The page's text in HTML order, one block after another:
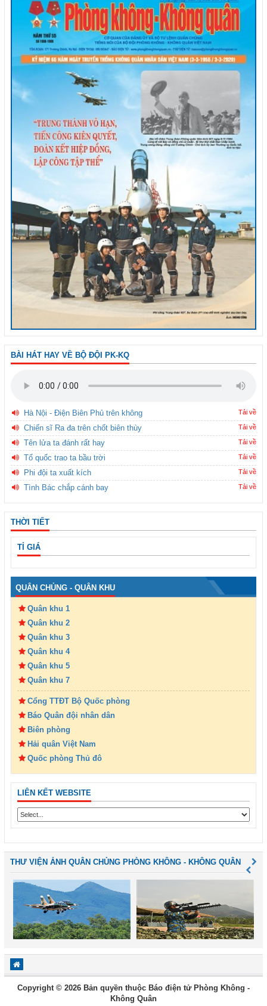
BÀI HÁT HAY VỀ BỘ ĐỘI PK-KQ
Hà Nội - Điện Biên Phủ trên không Tải về
Chiến sĩ Ra đa trên chốt biên thùy Tải về
Tên lửa ta đánh rất hay Tải về
Tổ quốc trao ta bầu trời Tải về
Phi đội ta xuất kích Tải về
Tình Bác chắp cánh bay Tải về
THỜI TIẾT
TỈ GIÁ
QUÂN CHỦNG - QUÂN KHU
Quân khu 1
Quân khu 2
Quân khu 3
Quân khu 4
Quân khu 5
Quân khu 7
Cổng TTĐT Bộ Quốc phòng
Báo Quân đội nhân dân
Biên phòng
Hải quân Việt Nam
Quốc phòng Thủ đô
LIÊN KẾT WEBSITE
THƯ VIỆN ẢNH QUÂN CHỦNG PHÒNG KHÔNG - KHÔNG QUÂN
Copyright © 2026 Bản quyền thuộc Báo điện tử Phòng Không -
Không Quân